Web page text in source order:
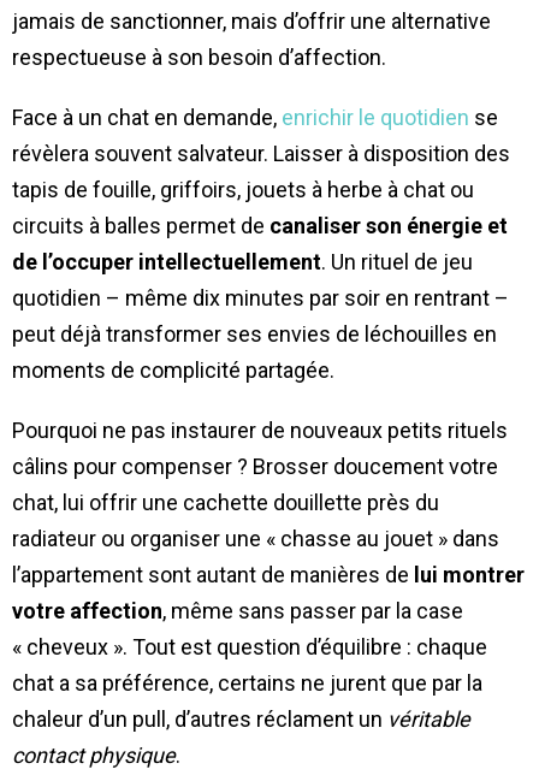
jamais de sanctionner, mais d’offrir une alternative
respectueuse à son besoin d’affection.
Face à un chat en demande, enrichir le quotidien se
révèlera souvent salvateur. Laisser à disposition des
tapis de fouille, griffoirs, jouets à herbe à chat ou
circuits à balles permet de canaliser son énergie et
de l’occuper intellectuellement. Un rituel de jeu
quotidien – même dix minutes par soir en rentrant –
peut déjà transformer ses envies de léchouilles en
moments de complicité partagée.
Pourquoi ne pas instaurer de nouveaux petits rituels
câlins pour compenser ? Brosser doucement votre
chat, lui offrir une cachette douillette près du
radiateur ou organiser une « chasse au jouet » dans
l’appartement sont autant de manières de lui montrer
votre affection, même sans passer par la case
« cheveux ». Tout est question d’équilibre : chaque
chat a sa préférence, certains ne jurent que par la
chaleur d’un pull, d’autres réclament un véritable
contact physique.